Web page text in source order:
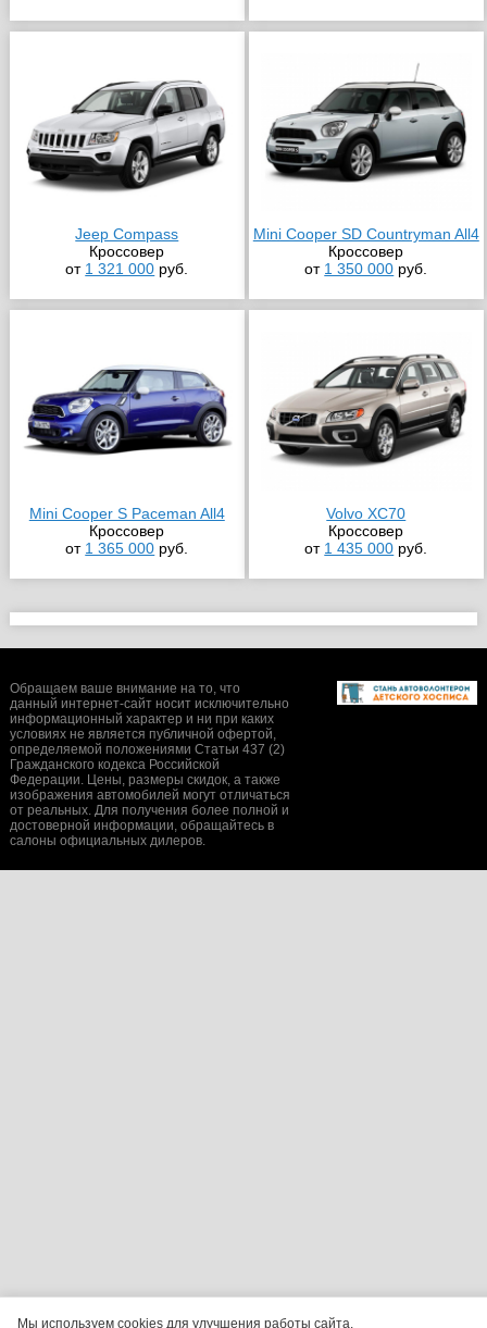
Jeep Compass
Кроссовер
от 1 321 000 руб.
Mini Cooper SD Countryman All4
Кроссовер
от 1 350 000 руб.
Mini Cooper S Paceman All4
Кроссовер
от 1 365 000 руб.
Volvo XC70
Кроссовер
от 1 435 000 руб.
Мы используем cookies для улучшения работы сайта.
Обращаем ваше внимание на то, что
данный интернет-сайт носит исключительно
информационный характер и ни при каких
условиях не является публичной офертой,
определяемой положениями Статьи 437 (2)
Гражданского кодекса Российской
Федерации. Цены, размеры скидок, а также
изображения автомобилей могут отличаться
от реальных. Для получения более полной и
достоверной информации, обращайтесь в
салоны официальных дилеров.